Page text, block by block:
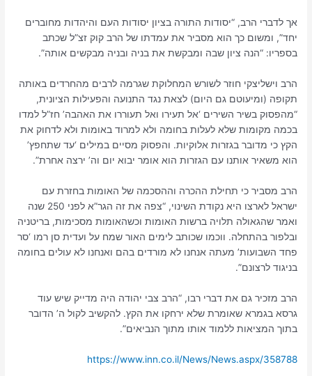
אך לדברי הרב, “יסודות התורה בציון יסודות העם והיהדות מחוברים
יחד”, ומשום כך הוא מסביר את עמדתו של הרב קוק זצ”ל שכתב
בספריו: “הנה ציון שבה ומבקשת את בניה ובניה מבקשים אותה”.
הרב וישליצקי חוזר לשורש המחלוקת שגרמה לרבים מהחרדים באותה
תקופה (ומיעוטם גם היום) לצאת נגד התנועה והפעילות הציונית,
“מהפסוק בשיר השירים ‘אל תעירו ואל תעוררו את האהבה’ חז”ל למדו
בכמה מקומות שלא לעלות בחומה ולא למרוד באומות ולא לדחוק את
הקץ כי מדובר בגזרות אלוקיות. והפסוק מסיים במילים ‘עד שתחפץ’
הוא משאיר אותנו עם הגזרות הוא אומר יבוא יום וה’ ירצה אחרת”.
הרב מסביר כי תחילת ההכרה וההסכמה של האומות בחזרת עם
ישראל לארצו היא נקודת השינוי, “צפה את זה הגר”א לפני 250 שנה
ואמר שהגאולה תלויה ברשות האומות וכשהאומות מסכימות, בריטניה
ובלפור בהתחלה. ווכמו שכותב לימים האור שמח על ועדית סן רמו ‘סר
פחד השבועות’ מעתה אנחנו לא מורדים בהם ואנחנו לא עולים בחומה
בניגוד לרצונם”.
הרב מזכיר גם את דברי רבו, “הרב צבי יהודה היה מדייק שיש עוד
גרסא בגמרא שאומרת שלא ירחקו את הקץ. להקשיב לקול ה’ הדובר
בתוך המציאות ללמוד אותו מתוך הנביאים”.
https://www.inn.co.il/News/News.aspx/358788